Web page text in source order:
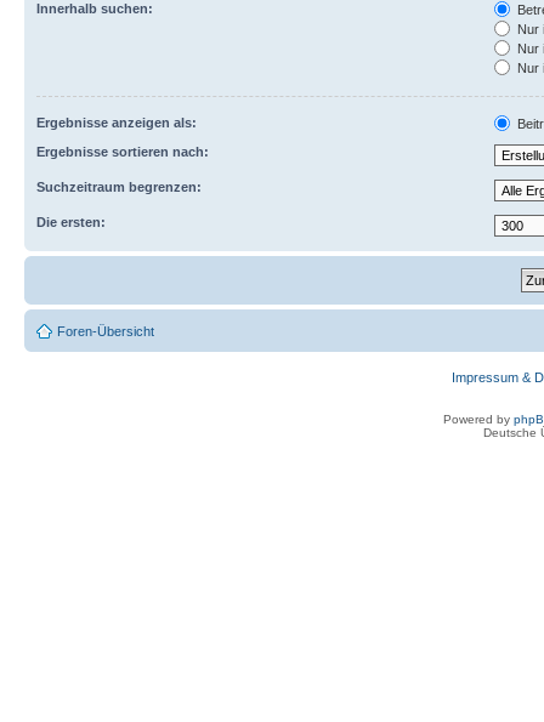
Innerhalb suchen:
Nur
Nur
Nur
Ergebnisse anzeigen als:
Ergebnisse sortieren nach:
Suchzeitraum begrenzen:
Die ersten:
Foren-Übersicht
Impressum &
Powered by
Deutsche